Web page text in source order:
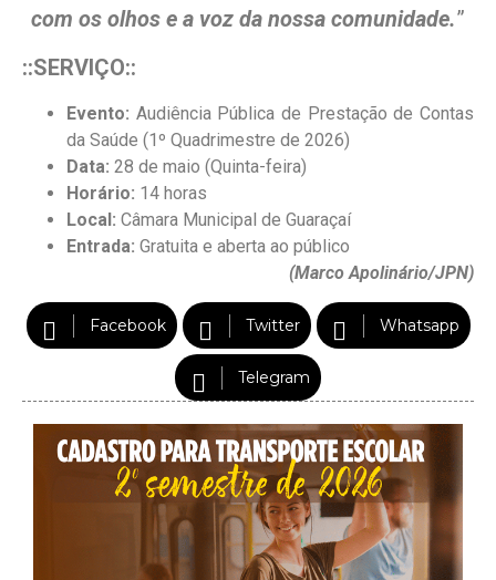
com os olhos e a voz da nossa comunidade.”
::SERVIÇO::
Evento: Audiência Pública de Prestação de Contas
da Saúde (1º Quadrimestre de 2026)
Data: 28 de maio (Quinta-feira)
Horário: 14 horas
Local: Câmara Municipal de Guaraçaí
Entrada: Gratuita e aberta ao público
(Marco Apolinário/JPN)
Facebook Twitter Whatsapp
Telegram